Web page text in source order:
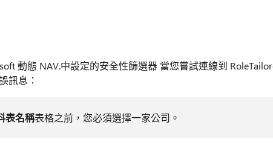
動態 NAV.中設定的安全性篩選器 當您嘗試連線到
訊息：
表名稱表格之前，您必須選擇一家公司。